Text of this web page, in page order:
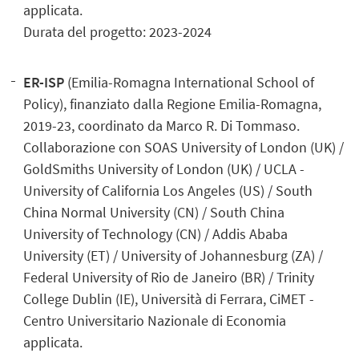
applicata.
Durata del progetto: 2023-2024
ER-ISP (Emilia-Romagna International School of
Policy), finanziato dalla Regione Emilia-Romagna,
2019-23, coordinato da Marco R. Di Tommaso.
Collaborazione con SOAS University of London (UK) /
GoldSmiths University of London (UK) / UCLA -
University of California Los Angeles (US) / South
China Normal University (CN) / South China
University of Technology (CN) / Addis Ababa
University (ET) / University of Johannesburg (ZA) /
Federal University of Rio de Janeiro (BR) / Trinity
College Dublin (IE), Università di Ferrara, CiMET -
Centro Universitario Nazionale di Economia
applicata.